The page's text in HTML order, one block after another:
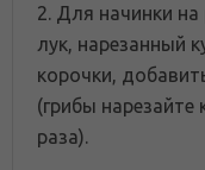
2. Для начинки
лук, нарезанный
корочки,
(грибы
раза).